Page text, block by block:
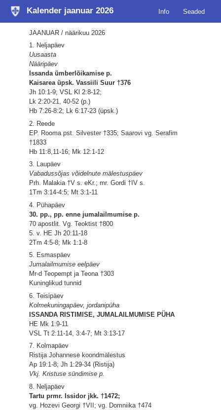
Kalender jaanuar 2026 Info Seaded
JAANUAR / näärikuu 2026
1. Neljapäev
Uusaasta
Nääripäev
Issanda ümberlõikamise p.
Kaisarea üpsk. Vassiili Suur †376
Jh 10:1-9; VSL Kl 2:8-12;
Lk 2:20-21, 40-52 (p.)
Hb 7:26-8:2; Lk 6:17-23 (üpsk.)
2. Reede
EP. Rooma pst. Silvester †335; Saarovi vg. Serafim
†1833
Hb 11:8,11-16; Mk 12:1-12
3. Laupäev
Vabadussõjas võidelnute mälestuspäev
Prh. Malakia †V s. eKr.; mr. Gordi †IV s.
1Tm 3:14-4:5; Mt 3:1-11
4. Pühapäev
30. pp., pp. enne jumalailmumise p.
70 apostlit. Vg. Teoktist †800
5. v. HE Jh 20:11-18
2Tm 4:5-8; Mk 1:1-8
5. Esmaspäev
Jumalailmumise eelpäev
Mr-d Teopempt ja Teona †303
Kuninglikud tunnid
6. Teisipäev
Kolmekuningapäev, jordanipüha
ISSANDA RISTIMISE, JUMALAILMUMISE PÜHA
HE Mk 1:9-11
VSL Tt 2:11-14, 3:4-7; Mt 3:13-17
7. Kolmapäev
Ristija Johannese koondmälestus
Ap 19:1-8; Jh 1:29-34 (Ristija)
Vkj. Kristuse sündimise p.
8. Neljapäev
Tartu prmr. Issidor jkk. †1472;
vg. Hozevi Georgi †VII; vg. Domniika †474